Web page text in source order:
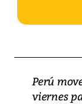
Perú
viernes